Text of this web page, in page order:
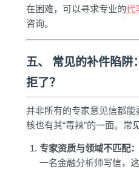
在困难，可以寻求专业的代
咨询。
五、 常见的补件陷阱
拒了？
并非所有的专家意见信都能
核也有其“毒辣”的一面。常
专家资质与领域不匹配：
一名金融分析师写信，